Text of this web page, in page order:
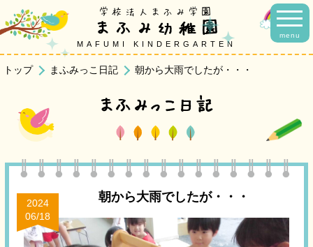
menu
学校法人まふみ学園
まふみ幼稚園
MAFUMI KINDERGARTEN
トップ まふみっこ日記 朝から大雨でしたが・・・
まふみっこ日記
朝から大雨でしたが・・・
2024
06/18